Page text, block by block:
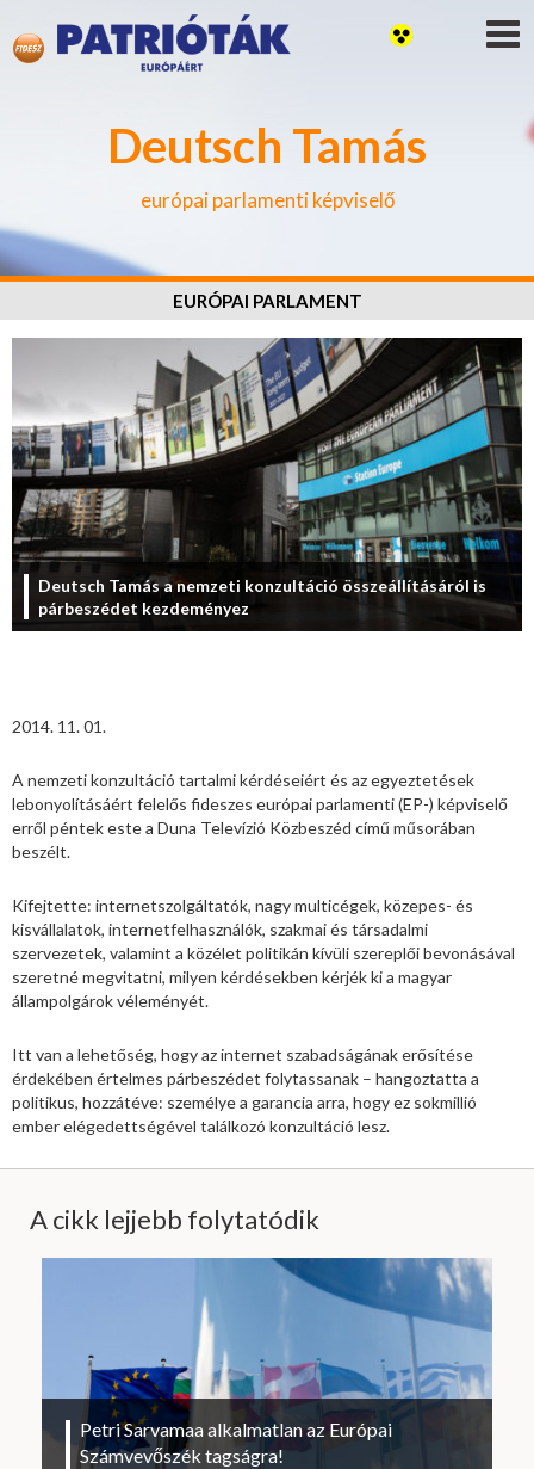
Deutsch Tamás
európai parlamenti képviselő
EURÓPAI PARLAMENT
Deutsch Tamás a nemzeti konzultáció összeállításáról is
párbeszédet kezdeményez
2014. 11. 01.
A nemzeti konzultáció tartalmi kérdéseiért és az egyeztetések
lebonyolításáért felelős fideszes európai parlamenti (EP-) képviselő
erről péntek este a Duna Televízió Közbeszéd című műsorában
beszélt.
Kifejtette: internetszolgáltatók, nagy multicégek, közepes- és
kisvállalatok, internetfelhasználók, szakmai és társadalmi
szervezetek, valamint a közélet politikán kívüli szereplői bevonásával
szeretné megvitatni, milyen kérdésekben kérjék ki a magyar
állampolgárok véleményét.
Itt van a lehetőség, hogy az internet szabadságának erősítése
érdekében értelmes párbeszédet folytassanak – hangoztatta a
politikus, hozzátéve: személye a garancia arra, hogy ez sokmillió
ember elégedettségével találkozó konzultáció lesz.
A cikk lejjebb folytatódik
Petri Sarvamaa alkalmatlan az Európai
Számvevőszék tagságra!